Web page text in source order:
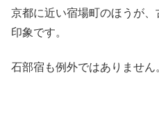
京都に近い宿場町のほうが
印象です。
石部宿も例外ではありません